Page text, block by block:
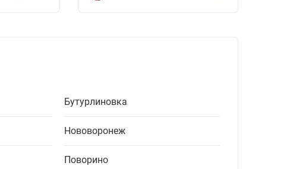
Бутурлиновка
Нововоронеж
Поворино